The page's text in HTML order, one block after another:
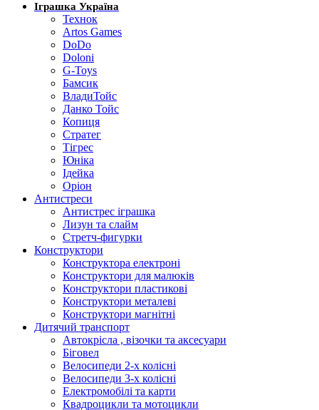
Іграшка Україна
Технок
Artos Games
DoDo
Doloni
G-Toys
Бамсик
ВладиТойс
Данко Тойс
Копиця
Стратег
Тігрес
Юніка
Ідейка
Оріон
Антистреси
Антистрес іграшка
Лизун та слайм
Стретч-фигурки
Конструктори
Конструктора електроні
Конструктори для малюків
Конструктори пластикові
Конструктори металеві
Конструктори магнітні
Дитячий транспорт
Автокрісла , візочки та аксесуари
Біговел
Велосипеди 2-х колісні
Велосипеди 3-х колісні
Електромобілі та карти
Квадроцикли та мотоцикли